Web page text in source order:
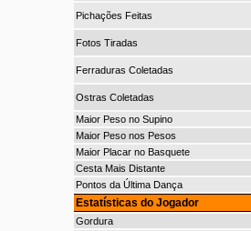
Pichações Feitas
Fotos Tiradas
Ferraduras Coletadas
Ostras Coletadas
Maior Peso no Supino
Maior Peso nos Pesos
Maior Placar no Basquete
Cesta Mais Distante
Pontos da Última Dança
Estatísticas do Jogador
Gordura